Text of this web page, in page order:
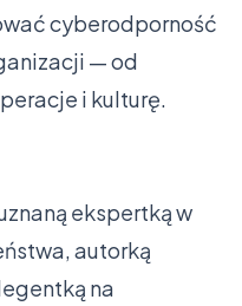
cyberodporność
— od
i kulturę.
ekspertką w
autorką
na